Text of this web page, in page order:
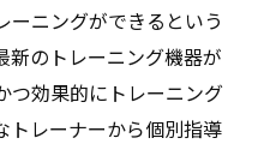
ーニングができるという
新のトレーニング機器が
つ効果的にトレーニング
トレーナーから個別指導